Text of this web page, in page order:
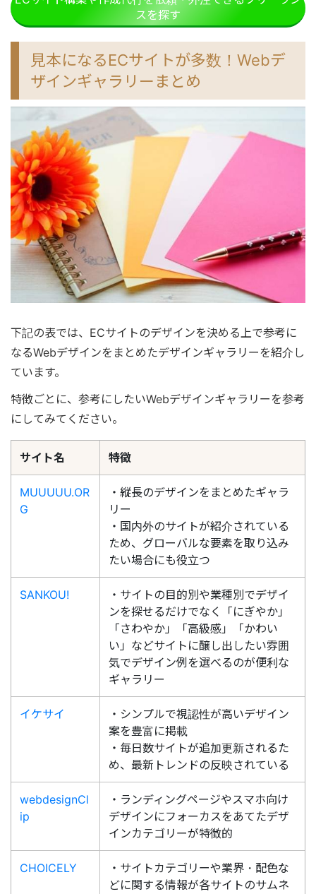
スを探す
見本になるECサイトが多数！Webデ
ザインギャラリーまとめ
下記の表では、ECサイトのデザインを決める上で参考に
なるWebデザインをまとめたデザインギャラリーを紹介し
ています。
特徴ごとに、参考にしたいWebデザインギャラリーを参考
にしてみてください。
サイト名 特徴
MUUUUU.OR
G
・縦長のデザインをまとめたギャラ
リー
・国内外のサイトが紹介されている
ため、グローバルな要素を取り込み
たい場合にも役立つ
SANKOU!
・サイトの目的別や業種別でデザイ
ンを探せるだけでなく「にぎやか」
「さわやか」「高級感」「かわい
い」などサイトに醸し出したい雰囲
気でデザイン例を選べるのが便利な
ギャラリー
イケサイ
・シンプルで視認性が高いデザイン
案を豊富に掲載
・毎日数サイトが追加更新されるた
め、最新トレンドの反映されている
webdesignCl
ip
・ランディングページやスマホ向け
デザインにフォーカスをあてたデザ
インカテゴリーが特徴的
CHOICELY
・サイトカテゴリーや業界・配色な
どに関する情報が各サイトのサムネ